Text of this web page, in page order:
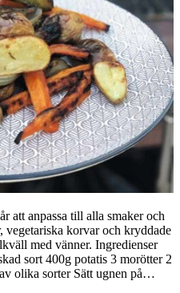
att anpassa till alla smaker och
vegetariska korvar och kryddade
med vänner. Ingredienser
sort 400g potatis 3 morötter 2
olika sorter Sätt ugnen på…